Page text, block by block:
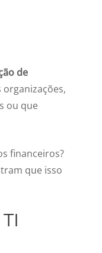
de
ou que
financeiros?
que isso